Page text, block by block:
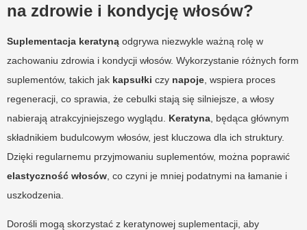
na zdrowie i kondycję włosów?
Suplementacja keratyną odgrywa niezwykle ważną rolę w
zachowaniu zdrowia i kondycji włosów. Wykorzystanie różnych form
suplementów, takich jak kapsułki czy napoje , wspiera proces
regeneracji, co sprawia, że cebulki stają się silniejsze, a włosy
nabierają atrakcyjniejszego wyglądu. Keratyna , będąca głównym
składnikiem budulcowym włosów, jest kluczowa dla ich struktury.
Dzięki regularnemu przyjmowaniu suplementów, można poprawić
elastyczność włosów , co czyni je mniej podatnymi na łamanie i
uszkodzenia.
Dorośli mogą skorzystać z keratynowej suplementacji, aby